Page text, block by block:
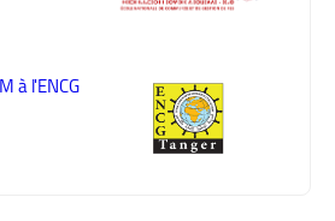
à l'ENCG